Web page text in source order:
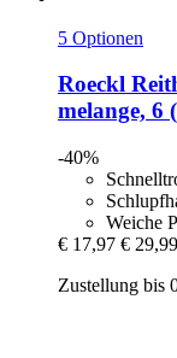
5 Optionen
Roeckl
melange, 6
-40%
Weiche
€ 17,97 € 29,99
Zustellung bis